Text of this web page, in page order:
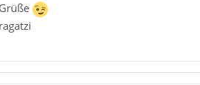
Grüße
ragatzi